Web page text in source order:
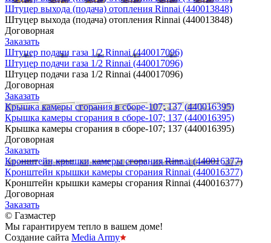
Штуцер выхода (подача) отопления Rinnai (440013848)
Штуцер выхода (подача) отопления Rinnai (440013848)
Договорная
Заказать
Штуцер подачи газа 1/2 Rinnai (440017096)
Штуцер подачи газа 1/2 Rinnai (440017096)
Штуцер подачи газа 1/2 Rinnai (440017096)
Договорная
Заказать
Крышка камеры сгорания в сборе-107; 137 (440016395)
Крышка камеры сгорания в сборе-107; 137 (440016395)
Крышка камеры сгорания в сборе-107; 137 (440016395)
Договорная
Заказать
Кронштейн крышки камеры сгорания Rinnai (440016377)
Кронштейн крышки камеры сгорания Rinnai (440016377)
Кронштейн крышки камеры сгорания Rinnai (440016377)
Договорная
Заказать
© Газмастер
Мы гарантируем тепло в вашем доме!
Создание сайта Media Army